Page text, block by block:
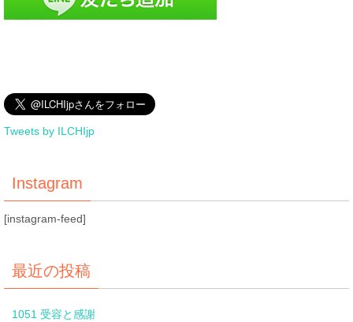
Tweets by ILCHIjp
Instagram
[instagram-feed]
最近の投稿
1051 受容と感謝